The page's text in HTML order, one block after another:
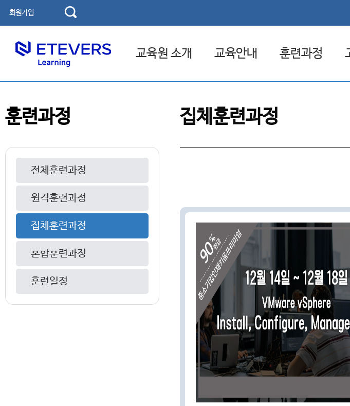
회원가입
교육원 소개
찾아오시는 길
교육안내
국민내일배움카드
훈련과정
훈련과정
전체훈련과정
원격훈련과정
집체훈련과정
혼합훈련과정
훈련일정
집체훈련과정